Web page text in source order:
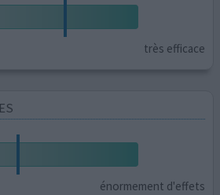
très efficace
énormement d'effets